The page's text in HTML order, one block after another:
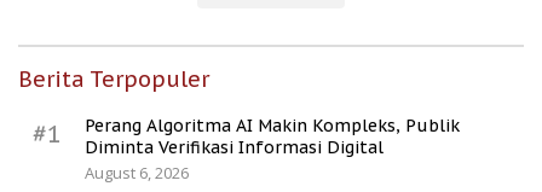
Berita Terpopuler
#1
Perang Algoritma AI Makin Kompleks, Publik
Diminta Verifikasi Informasi Digital
August 6, 2026